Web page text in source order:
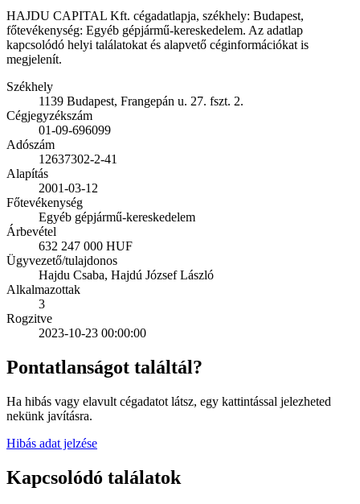
HAJDU CAPITAL Kft. cégadatlapja, székhely: Budapest,
főtevékenység: Egyéb gépjármű-kereskedelem. Az adatlap
kapcsolódó helyi találatokat és alapvető céginformációkat is
megjelenít.
Székhely
1139 Budapest, Frangepán u. 27. fszt. 2.
Cégjegyzékszám
01-09-696099
Adószám
12637302-2-41
Alapítás
2001-03-12
Főtevékenység
Egyéb gépjármű-kereskedelem
Árbevétel
632 247 000 HUF
Ügyvezető/tulajdonos
Hajdu Csaba, Hajdú József László
Alkalmazottak
3
Rogzitve
2023-10-23 00:00:00
Pontatlanságot találtál?
Ha hibás vagy elavult cégadatot látsz, egy kattintással jelezheted
nekünk javításra.
Hibás adat jelzése
Kapcsolódó találatok